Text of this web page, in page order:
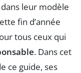
dans leur modèle
fin d’année
tous ceux qui
. Dans cet
ce guide, ses